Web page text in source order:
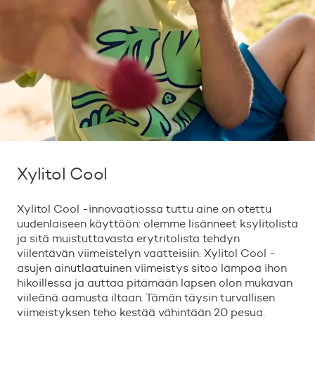
Xylitol Cool
Xylitol Cool -innovaatiossa tuttu aine on otettu
uudenlaiseen käyttöön: olemme lisänneet ksylitolista
ja sitä muistuttavasta erytritolista tehdyn
viilentävän viimeistelyn vaatteisiin. Xylitol Cool -
asujen ainutlaatuinen viimeistys sitoo lämpöä ihon
hikoillessa ja auttaa pitämään lapsen olon mukavan
viileänä aamusta iltaan. Tämän täysin turvallisen
viimeistyksen teho kestää vähintään 20 pesua.